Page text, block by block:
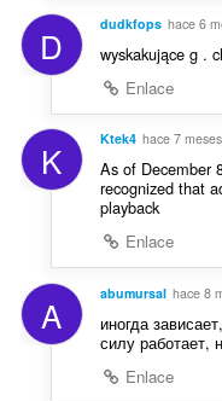
D dudkfops hace 6
wyskakujące g .
Enlace
K Ktek4 hace 7 meses
As of December
recognized that
playback
Enlace
A abumursal hace 8
иногда
силу работает,
Enlace